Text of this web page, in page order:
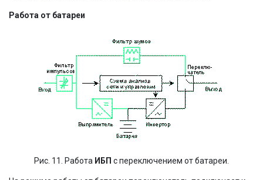
Работа от батареи
Рис. 11. Работа ИБП с переключением от батареи.